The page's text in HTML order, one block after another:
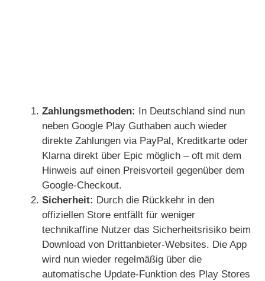
Zahlungsmethoden:
In Deutschland sind nun
neben Google Play Guthaben auch wieder
direkte Zahlungen via PayPal, Kreditkarte oder
Klarna direkt über Epic möglich – oft mit dem
Hinweis auf einen Preisvorteil gegenüber dem
Google-Checkout.
Sicherheit: Durch die Rückkehr in den
offiziellen Store entfällt für weniger
technikaffine Nutzer das Sicherheitsrisiko beim
Download von Drittanbieter-Websites. Die App
wird nun wieder regelmäßig über die
automatische Update-Funktion des Play Stores